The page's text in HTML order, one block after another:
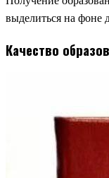
выделиться на фоне
Качество